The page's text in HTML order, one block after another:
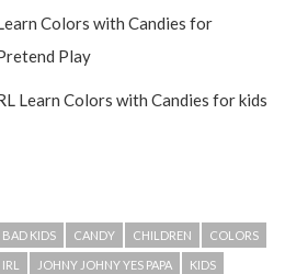
Colors with Candies for
Play
Learn Colors with Candies for kids
BAD KIDS CANDY CHILDREN COLORS
IRL JOHNY JOHNY YES PAPA KIDS